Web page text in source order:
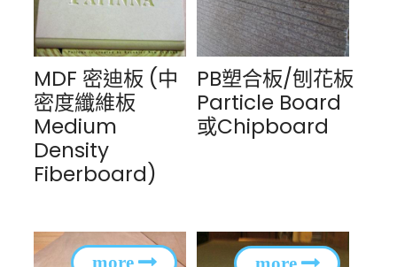
MDF 密迪板 (中
密度纖維板
Medium
Density
Fiberboard)
PB塑合板/刨花板
Particle Board
或Chipboard